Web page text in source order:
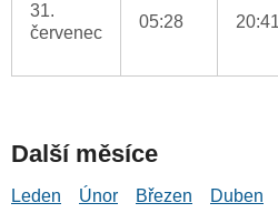
31.
červenec
05:28 20:41
Další měsíce
Leden Únor Březen Duben